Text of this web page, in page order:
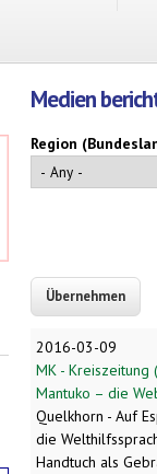
Medien
Region
2016-03-09
MK - Kreiszeitung
Mantuko – die
Quelkhorn - Auf
die
Handtuch als